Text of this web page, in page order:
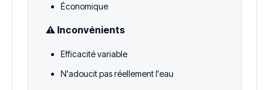
Économique
⚠️ Inconvénients
Efficacité variable
N'adoucit pas réellement l'eau